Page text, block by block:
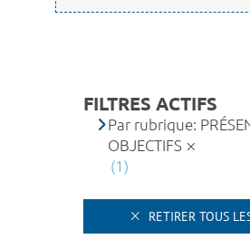
FILTRES ACTIFS
Par rubrique:
OBJECTIFS
(1)
RETIRER TOUS